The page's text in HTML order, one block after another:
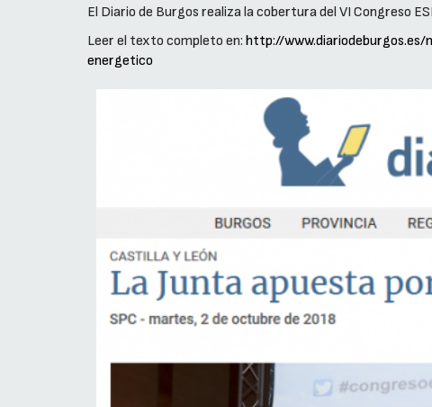
El Diario de Burgos realiza la cobertura del VI Congreso
Leer el texto completo en: http://
energetico